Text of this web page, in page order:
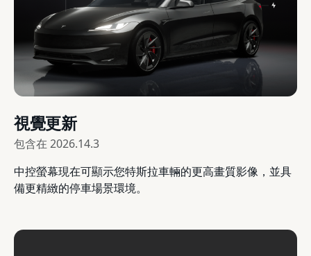
視覺更新
包含在 2026.14.3
中控螢幕現在可顯示您特斯拉車輛的更高畫質影像，並具
備更精緻的停車場景環境。